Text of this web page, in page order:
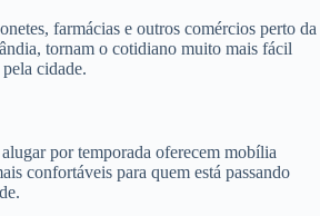
farmácias e outros comércios perto da
tornam o cotidiano muito mais fácil
cidade.
por temporada oferecem mobília
confortáveis para quem está passando